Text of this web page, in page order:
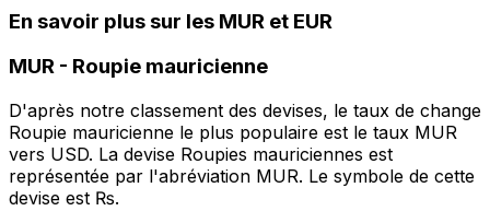
En savoir plus sur les MUR et EUR
MUR - Roupie mauricienne
D'après notre classement des devises, le taux de change
Roupie mauricienne le plus populaire est le taux MUR
vers USD. La devise Roupies mauriciennes est
représentée par l'abréviation MUR. Le symbole de cette
devise est ₨.